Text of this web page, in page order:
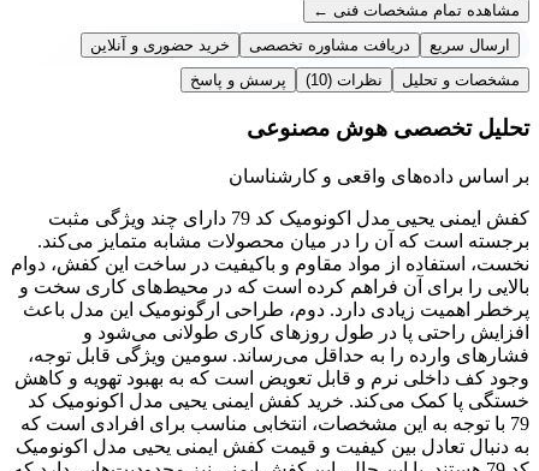
مشاهده تمام مشخصات فنی ←
ارسال سریع
دریافت مشاوره تخصصی
خرید حضوری و آنلاین
مشخصات و تحلیل
نظرات (10) پرسش و پاسخ
تحلیل تخصصی هوش مصنوعی
بر اساس داده‌های واقعی و کارشناسان
کفش ایمنی یحیی مدل اکونومیک کد 79 دارای چند ویژگی مثبت
برجسته است که آن را در میان محصولات مشابه متمایز می‌کند.
نخست، استفاده از مواد مقاوم و باکیفیت در ساخت این کفش، دوام
بالایی را برای آن فراهم کرده است که در محیط‌های کاری سخت و
پرخطر اهمیت زیادی دارد. دوم، طراحی ارگونومیک این مدل باعث
افزایش راحتی پا در طول روزهای کاری طولانی می‌شود و
فشارهای وارده را به حداقل می‌رساند. سومین ویژگی قابل توجه،
وجود کف داخلی نرم و قابل تعویض است که به بهبود تهویه و کاهش
خستگی پا کمک می‌کند. خرید کفش ایمنی یحیی مدل اکونومیک کد
79 با توجه به این مشخصات، انتخابی مناسب برای افرادی است که
به دنبال تعادل بین کیفیت و قیمت کفش ایمنی یحیی مدل اکونومیک